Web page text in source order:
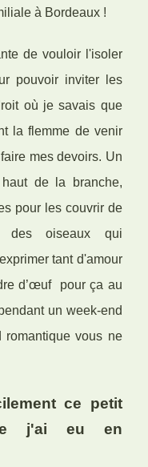
à Bordeaux !
de vouloir l'isoler
pouvoir inviter les
où je savais que
la flemme de venir
mes devoirs. Un
de la branche,
pour les couvrir de
des oiseaux qui
tant d'amour
d’œuf pour ça au
un week-end
romantique vous ne
ce petit
j'ai eu en